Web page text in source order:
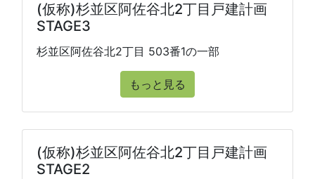
(仮称)杉並区阿佐谷北2丁目戸建計画
STAGE3
杉並区阿佐谷北2丁目 503番1の一部
もっと見る
(仮称)杉並区阿佐谷北2丁目戸建計画
STAGE2